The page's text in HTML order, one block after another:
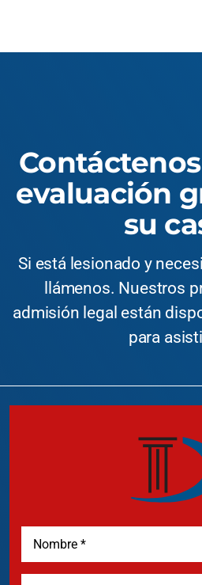
evaluación
su
Si está lesionado y
llámenos. Nuestros
admisión legal están
para